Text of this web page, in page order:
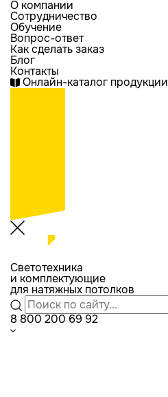
О компании
Сотрудничество
Обучение
Вопрос-ответ
Как сделать заказ
Блог
Контакты
Онлайн-каталог продукции
Светотехника
и комплектующие
для натяжных потолков
8 800 200 69 92